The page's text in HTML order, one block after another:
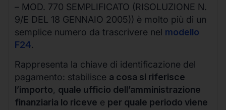
– MOD. 770 SEMPLIFICATO (RISOLUZIONE N.
9/E DEL 18 GENNAIO 2005)) è molto più di un
semplice numero da trascrivere nel modello
F24.
Rappresenta la chiave di identificazione del
pagamento: stabilisce a cosa si riferisce
l’importo, quale ufficio dell’amministrazione
finanziaria lo riceve e per quale periodo viene